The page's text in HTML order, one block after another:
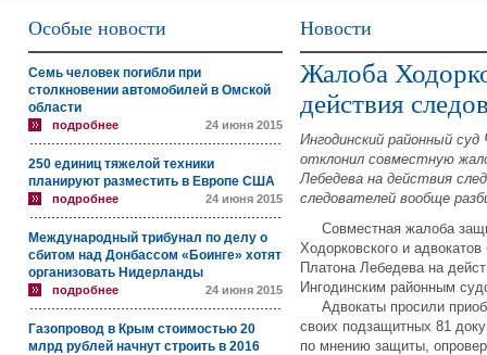
Особые новости
Семь человек погибли при
столкновении автомобилей в Омской
области
подробнее 24 июня 2015
250 единиц тяжелой техники
планируют разместить в Европе США
подробнее 24 июня 2015
Международный трибунал по делу о
сбитом над Донбассом «Боинге» хотят
организовать Нидерланды
подробнее 24 июня 2015
Газопровод в Крым стоимостью 20
млрд рублей начнут строить в 2016
Новости
Жалоба
действия
Ингодинский районный
отклонил совместную
Лебедева на действия
следователей вообще
Совместная жалоба
Ходорковского и
Платона Лебедева на
Ингодинским районным
Адвокаты просили
своих подзащитных 81
по мнению защиты,